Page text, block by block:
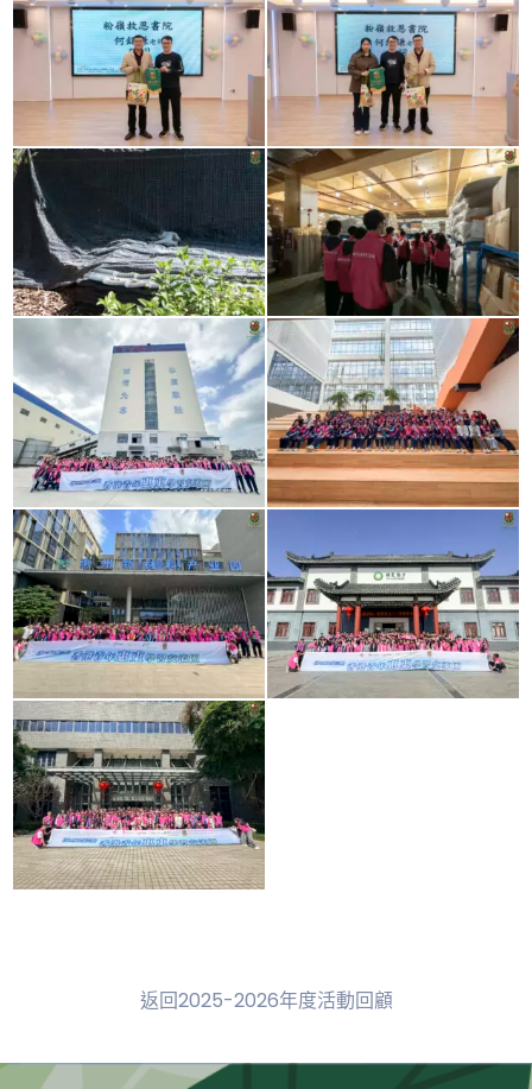
返回2025-2026年度活動回顧